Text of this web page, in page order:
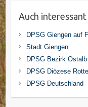
Auch interessant
DPSG Giengen auf
Stadt Giengen
DPSG Bezirk Ostalb
DPSG Diözese
DPSG Deutschland